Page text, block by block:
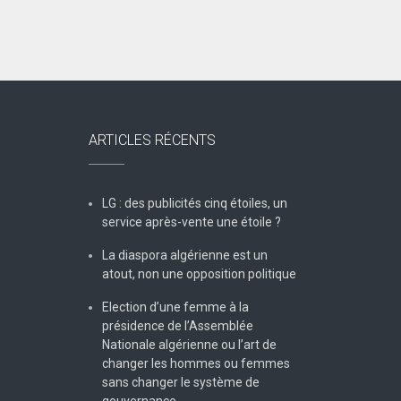
ARTICLES RÉCENTS
LG : des publicités cinq étoiles, un
service après-vente une étoile ?
La diaspora algérienne est un
atout, non une opposition politique
Election d’une femme à la
présidence de l’Assemblée
Nationale algérienne ou l’art de
changer les hommes ou femmes
sans changer le système de